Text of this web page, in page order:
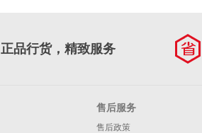
正品行货，精致服务
售后服务
售后政策